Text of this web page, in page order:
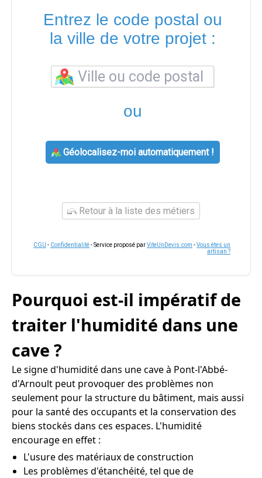
Entrez le code postal ou
la ville de votre projet :
ou
Géolocalisez-moi automatiquement !
Retour à la liste des métiers
CGU - Confidentialité- Service proposé parViteUnDevis.com -Vous êtes un
artisan ?
Pourquoi est-il impératif de
traiter l'humidité dans une
cave ?
Le signe d'humidité dans une cave à Pont-l'Abbé-
d'Arnoult peut provoquer des problèmes non
seulement pour la structure du bâtiment, mais aussi
pour la santé des occupants et la conservation des
biens stockés dans ces espaces. L'humidité
encourage en effet :
L'usure des matériaux de construction
Les problèmes d'étanchéité, tel que de